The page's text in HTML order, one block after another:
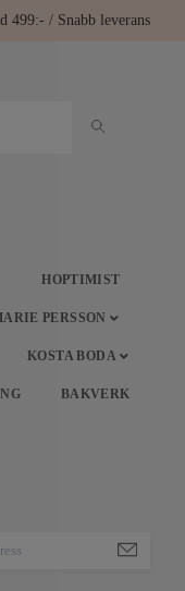
499:- / Snabb leverans
HOPTIMIST
PERSSON
KOSTA BODA
BAKVERK